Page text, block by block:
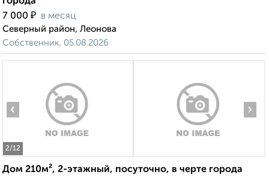
7 000 ₽ в месяц
Северный район, Леонова
Собственник, 05.08.2026
2/12
‹ ›
Дом 210м², 2-этажный, посуточно, в черте города